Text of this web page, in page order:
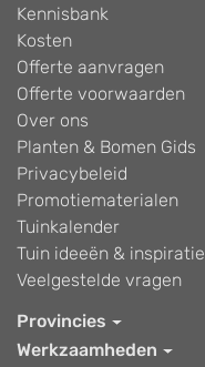
Kennisbank
Kosten
Offerte aanvragen
Offerte voorwaarden
Over ons
Planten & Bomen Gids
Privacybeleid
Promotiematerialen
Tuinkalender
Tuin ideeën & inspiratie
Veelgestelde vragen
Provincies
Werkzaamheden